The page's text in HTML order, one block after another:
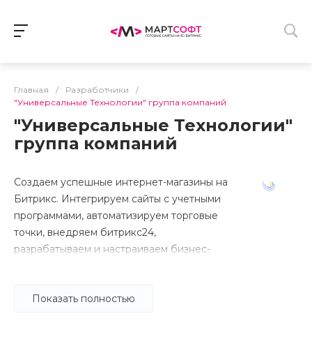
Главная / Разработчики
/
"Универсальные Технологии" группа компаний
"Универсальные Технологии"
группа компаний
Создаем успешные интернет-магазины на
Битрикс. Интегрируем сайты с учетными
программами, автоматизируем торговые
точки, внедряем битрикс24,
разрабатываем и настраиваем бизнес-
Показать полностью